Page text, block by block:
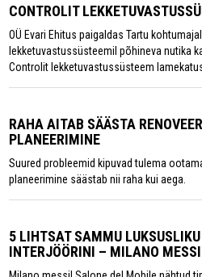
CONTROLIT
OÜ Evari Ehitus paigaldas Tartu
lekketuvastussüsteemil põhineva nutika
Controlit lekketuvastussüsteem
RAHA AITAB SÄÄSTA
PLANEERIMINE
Suured probleemid kipuvad tulema
planeerimine säästab nii raha kui aega.
5 LIHTSAT SAMMU
INTERJÖÖRINI – MILANO